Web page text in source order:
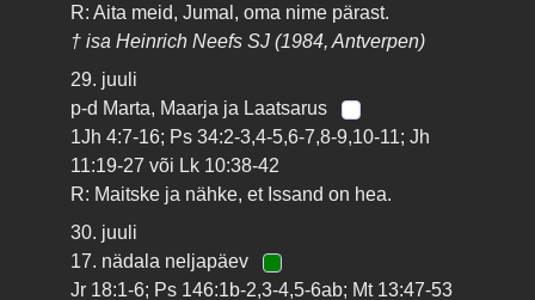
R: Aita meid, Jumal, oma nime pärast.
† isa Heinrich Neefs SJ (1984, Antverpen)
29. juuli
p-d Marta, Maarja ja Laatsarus
1Jh 4:7-16; Ps 34:2-3,4-5,6-7,8-9,10-11; Jh
11:19-27 või Lk 10:38-42
R: Maitske ja nähke, et Issand on hea.
30. juuli
17. nädala neljapäev
Jr 18:1-6; Ps 146:1b-2,3-4,5-6ab; Mt 13:47-53